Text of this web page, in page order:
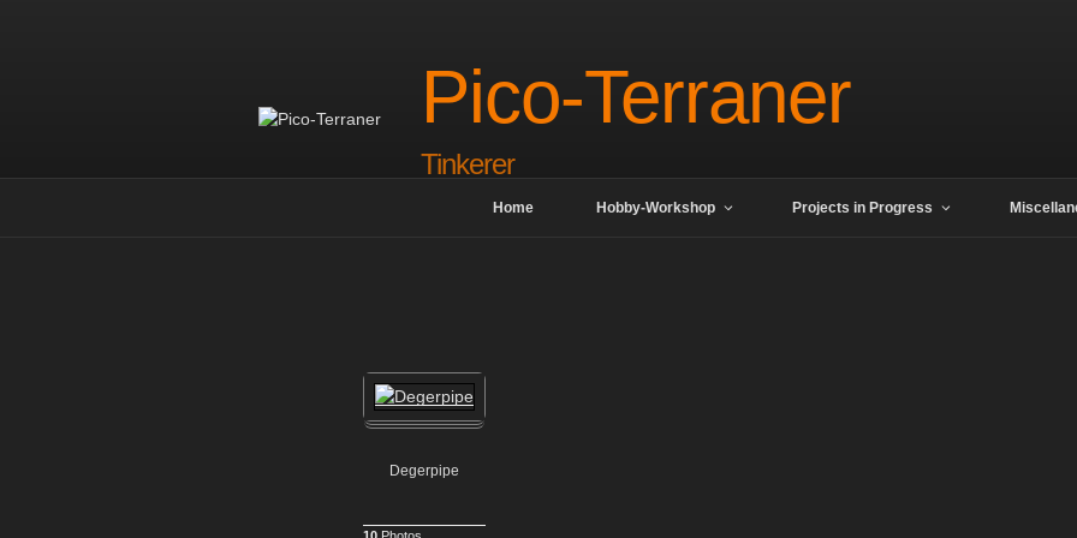
Pico-Terraner
Tinkerer
Home Hobby-Workshop Projects in Progress
Degerpipe